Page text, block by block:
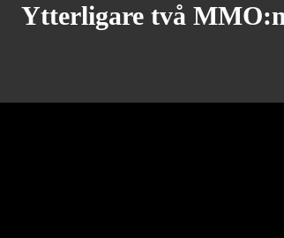
Ytterligare två